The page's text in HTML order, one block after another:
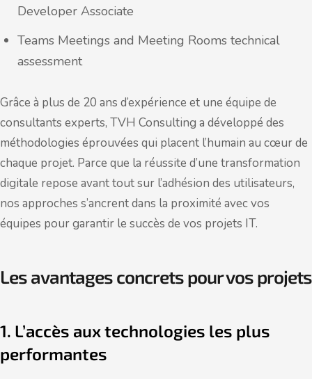
Developer Associate
Teams Meetings and Meeting Rooms technical
assessment
Grâce à plus de 20 ans d’expérience et une équipe de
consultants experts, TVH Consulting a développé des
méthodologies éprouvées qui placent l’humain au cœur de
chaque projet. Parce que la réussite d’une transformation
digitale repose avant tout sur l’adhésion des utilisateurs,
nos approches s’ancrent dans la proximité avec vos
équipes pour garantir le succès de vos projets IT.
Les avantages concrets pour vos projets
1. L’accès aux technologies les plus
performantes